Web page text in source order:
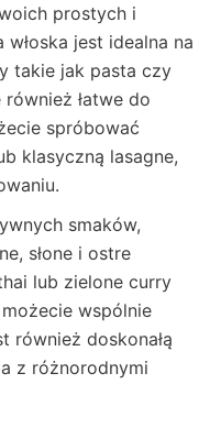
prostych i
włoska jest idealna na
takie jak pasta czy
łatwe do
spróbować
klasyczną lasagne,
smaków,
słone i ostre
lub zielone curry
wspólnie
również doskonałą
z różnorodnymi